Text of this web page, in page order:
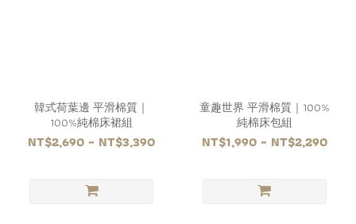
韓式荷葉邊 平滑棉質｜
100%純棉床裙組
NT$2,690 ~ NT$3,390
童趣世界 平滑棉質｜100%
純棉床包組
NT$1,990 ~ NT$2,290